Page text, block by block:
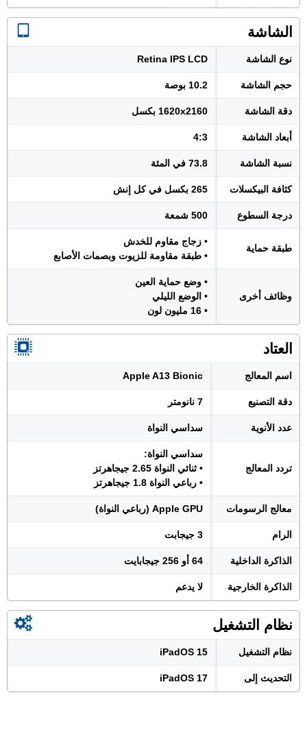
الشاشة
نوع الشاشة Retina IPS LCD
حجم الشاشة 10.2 بوصة
دقة الشاشة 1620x2160 بكسل
أبعاد الشاشة 4:3
نسبة الشاشة 73.8 في المئة
كثافة البيكسلات 265 بكسل في كل إنش
درجة السطوع 500 شمعة
طبقة حماية
• زجاج مقاوم للخدش
• طبقة مقاومة للزيوت وبصمات الأصابع
وظائف أخرى
• وضع حماية العين
• الوضع الليلي
• 16 مليون لون
العتاد
اسم المعالج Apple A13 Bionic
دقة التصنيع 7 نانومتر
عدد الأنوية سداسي النواة
تردد المعالج
سداسي النواة:
• ثنائي النواة 2.65 جيجاهرتز
• رباعي النواة 1.8 جيجاهرتز
معالج الرسومات Apple GPU (رباعي النواة)
الرام 3 جيجابت
الذاكرة الداخلية 64 أو 256 جيجابايت
الذاكرة الخارجية لا يدعم
نظام التشغيل
نظام التشغيل iPadOS 15
التحديث إلى iPadOS 17